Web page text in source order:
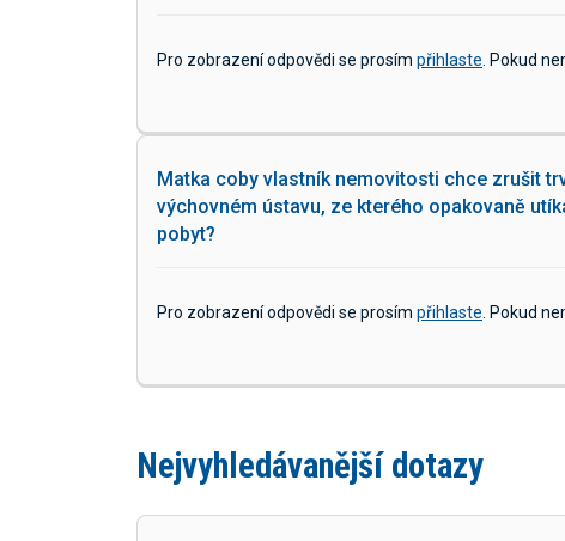
Pro zobrazení odpovědi se prosím přihlaste . Pokud
Matka coby vlastník nemovitosti chce zrušit
výchovném ústavu, ze kterého opakovaně
pobyt?
Pro zobrazení odpovědi se prosím přihlaste . Pokud
Nejvyhledávanější dotazy